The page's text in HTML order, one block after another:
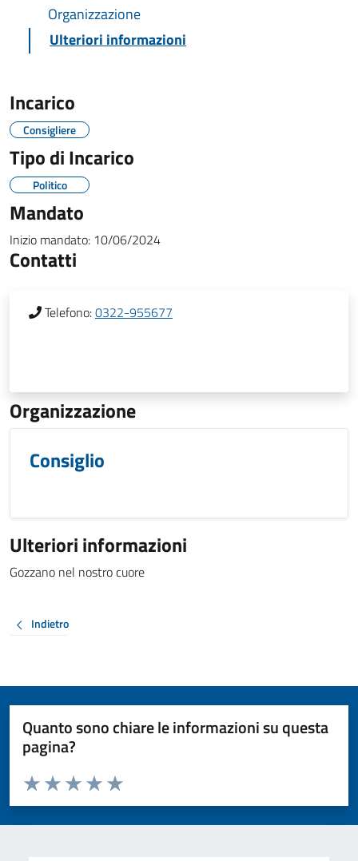
Organizzazione
Ulteriori informazioni
Incarico
Consigliere
Tipo di Incarico
Politico
Mandato
Inizio mandato: 10/06/2024
Contatti
Telefono:0322-955677
Organizzazione
Consiglio
Ulteriori informazioni
Gozzano nel nostro cuore
Indietro
Quanto sono chiare le informazioni su questa
pagina?
Valuta da 1 a 5 stelle la pagina
Valuta 5 stelle su 5
Valuta 4 stelle su 5
Valuta 3 stelle su 5
Valuta 2 stelle su 5
Valuta 1 stelle su 5